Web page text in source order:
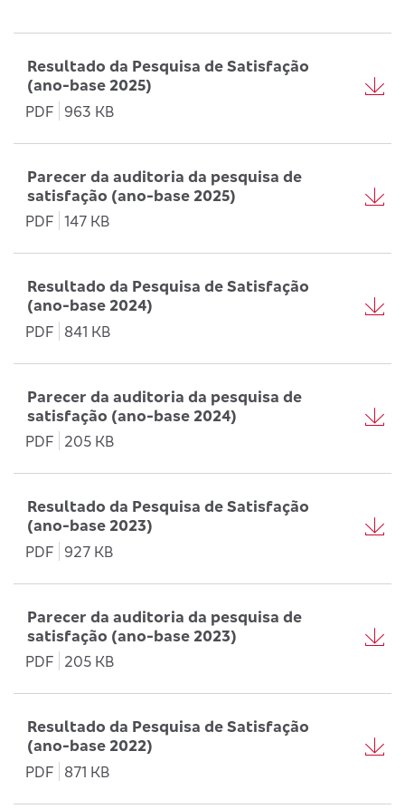
Resultado da Pesquisa de Satisfação
(ano-base 2025)
PDF
963 KB
Parecer da auditoria da pesquisa de
satisfação (ano-base 2025)
PDF 147 KB
Resultado da Pesquisa de Satisfação
(ano-base 2024)
PDF
841 KB
Parecer da auditoria da pesquisa de
satisfação (ano-base 2024)
PDF
205 KB
Resultado da Pesquisa de Satisfação
(ano-base 2023)
PDF
927 KB
Parecer da auditoria da pesquisa de
satisfação (ano-base 2023)
PDF
205 KB
Resultado da Pesquisa de Satisfação
(ano-base 2022)
PDF
871 KB